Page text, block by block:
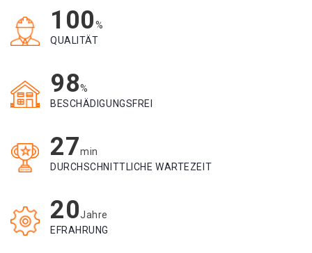
100%
QUALITÄT
98%
BESCHÄDIGUNGSFREI
27min
DURCHSCHNITTLICHE WARTEZEIT
20Jahre
EFRAHRUNG